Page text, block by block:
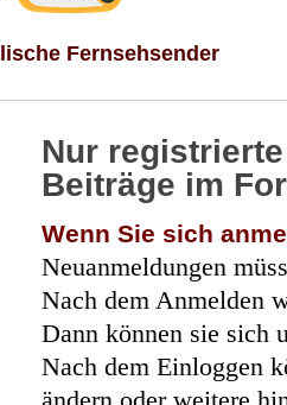
Fernsehsender
Nur
Beiträge im
Wenn Sie sich
Neuanmeldungen
Nach dem Anmelden
Dann können sie sich
Nach dem Einloggen